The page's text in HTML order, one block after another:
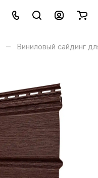
– Виниловый сайдинг